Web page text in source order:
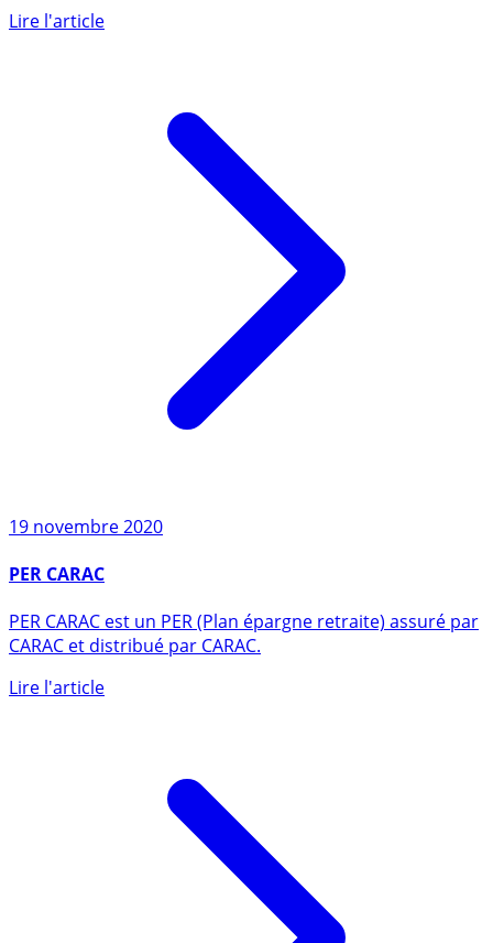
vigueur :
19 novembre 2020
PER CARAC
CARAC et distribué par CARAC.